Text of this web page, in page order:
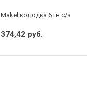
Makel колодка 6 гн с/з
374,42 руб.